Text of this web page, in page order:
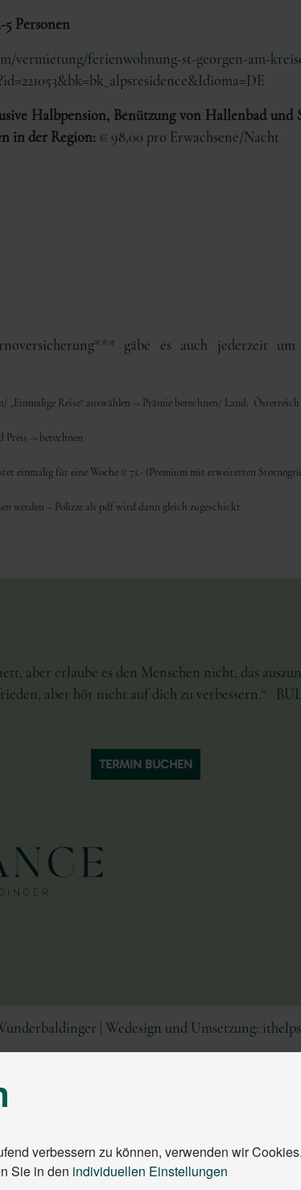
Personen
vermietung/ferienwohnung-st-georgen-am-
Halbpension, Benützung von Hallenbad und
in der Region: € 98,00 pro Erwachsene/Nacht
gäbe es auch jederzeit
„Einmalige Reise“ auswählen -> Prämie berechnen/ Land: Österreich
Preis -> berechnen
einmalig für eine Woche € 71,- (Premium mit erweiterten
werden – Polizze als pdf wird dann gleich zugeschickt.
aber erlaube es den Menschen nicht, das
aber hör nicht auf dich zu verbessern.“
TERMIN BUCHEN
| Wedesign und Umsetzung:
verbessern zu können, verwenden wir
Sie in den individuellen Einstellungen